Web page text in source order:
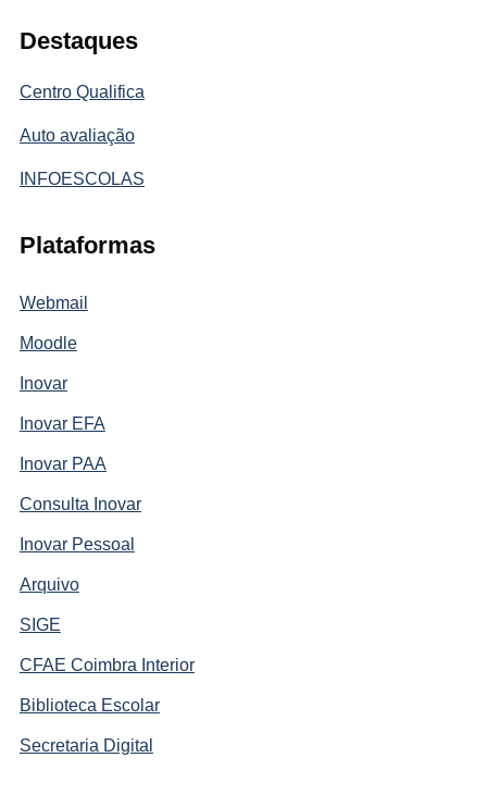
Destaques
Centro Qualifica
Auto avaliação
INFOESCOLAS
Plataformas
Webmail
Moodle
Inovar
Inovar EFA
Inovar PAA
Consulta Inovar
Inovar Pessoal
Arquivo
SIGE
CFAE Coimbra Interior
Biblioteca Escolar
Secretaria Digital